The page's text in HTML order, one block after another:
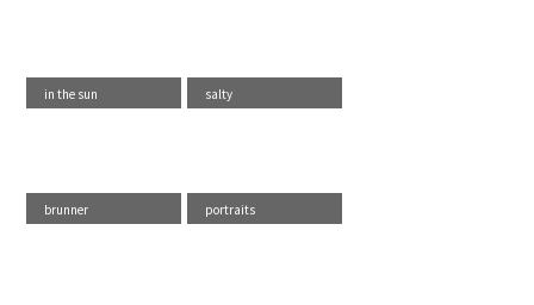
in the sun salty
brunner portraits